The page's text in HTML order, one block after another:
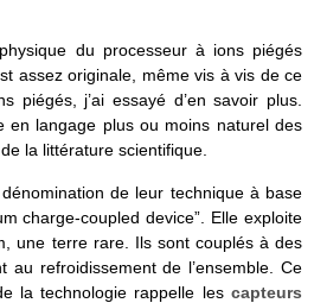
du processeur à ions piégés
assez originale, même vis à vis de ce
piégés, j’ai essayé d’en savoir plus.
en langage plus ou moins naturel des
la littérature scientifique.
de leur technique à base
charge-coupled device”. Elle exploite
une terre rare. Ils sont couplés à des
au refroidissement de l’ensemble. Ce
la technologie rappelle les capteurs